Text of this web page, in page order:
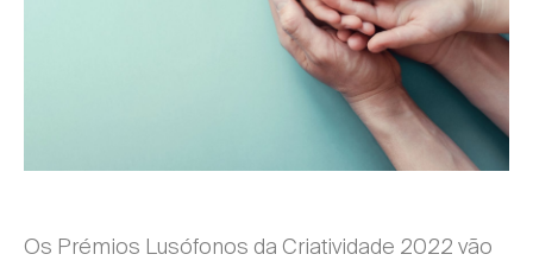
Os Prémios Lusófonos da Criatividade 2022 vão